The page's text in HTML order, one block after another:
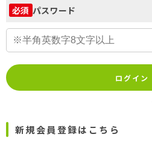
必須 パスワード
ログイン
新規会員登録はこちら